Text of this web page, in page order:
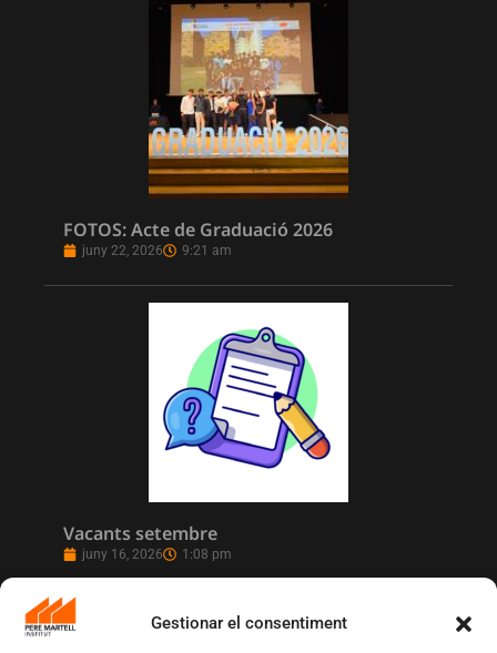
Gestionar el consentiment
FOTOS: Acte de Graduació 2026
juny 22, 2026 9:21 am
Vacants setembre
juny 16, 2026 1:08 pm